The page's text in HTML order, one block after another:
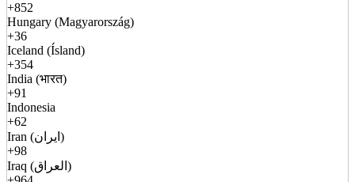
+852
Hungary (Magyarország)
+36
Iceland (Ísland)
+354
India (भारत)
+91
Indonesia
+62
Iran (ایران)
+98
Iraq (العراق)